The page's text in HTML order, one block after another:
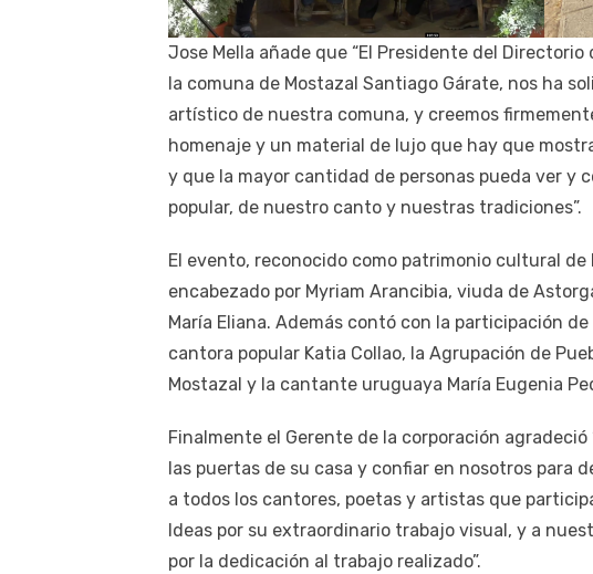
Jose Mella añade que “El Presidente del
la comuna de Mostazal Santiago Gárate, nos ha
artístico de nuestra comuna, y creemos
homenaje y un material de lujo que hay que
y que la mayor cantidad de personas pueda ver y
popular, de nuestro canto y nuestras tradiciones”.
El evento, reconocido como patrimonio cultural de
encabezado por Myriam Arancibia, viuda de
María Eliana. Además contó con la participación
cantora popular Katia Collao, la Agrupación de
Mostazal y la cantante uruguaya María Eugenia
Finalmente el Gerente de la corporación
las puertas de su casa y confiar en nosotros para
a todos los cantores, poetas y artistas que
Ideas por su extraordinario trabajo visual, y a
por la dedicación al trabajo realizado”.